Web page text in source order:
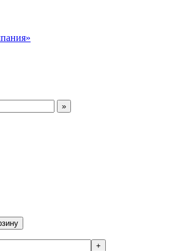
»
+